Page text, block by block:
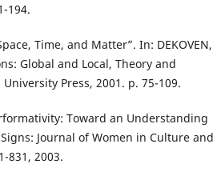
194.
Time, and Matter”. In: DEKOVEN,
Global and Local, Theory and
Press, 2001. p. 75-109.
Toward an Understanding
Journal of Women in Culture and
831, 2003.